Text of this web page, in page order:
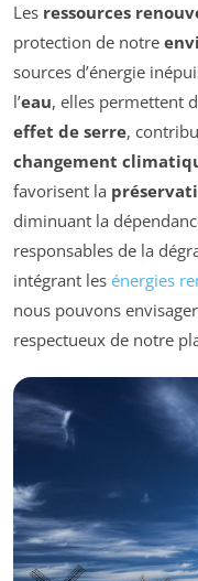
Les ressources
protection de notre
sources d’énergie
l’eau, elles permettent
effet de serre,
changement
favorisent la
diminuant la
responsables de la
intégrant les énergies
nous pouvons
respectueux de notre